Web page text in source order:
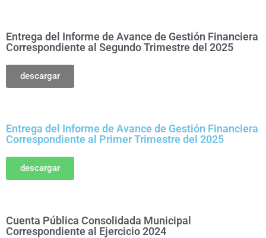
Entrega del Informe de Avance de Gestión Financiera
Correspondiente al Segundo Trimestre del 2025
descargar
Entrega del Informe de Avance de Gestión Financiera
Correspondiente al Primer Trimestre del 2025
descargar
Cuenta Pública Consolidada Municipal
Correspondiente al Ejercicio 2024